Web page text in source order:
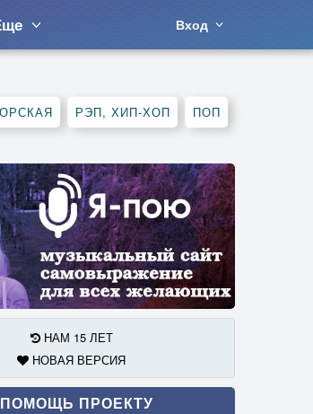
Вход
РЭП, ХИП-ХОП ПОП
НАМ 15 ЛЕТ
НОВАЯ ВЕРСИЯ
ПОМОЩЬ ПРОЕКТУ